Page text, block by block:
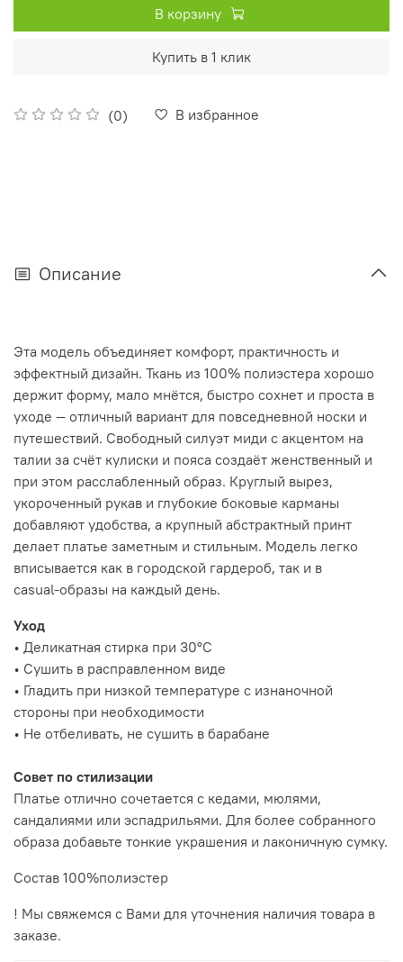
(0) В избранное
В корзину
Купить в 1 клик
Описание
Эта модель объединяет комфорт, практичность и
эффектный дизайн. Ткань из 100% полиэстера хорошо
держит форму, мало мнётся, быстро сохнет и проста в
уходе — отличный вариант для повседневной носки и
путешествий. Свободный силуэт миди с акцентом на
талии за счёт кулиски и пояса создаёт женственный и
при этом расслабленный образ. Круглый вырез,
укороченный рукав и глубокие боковые карманы
добавляют удобства, а крупный абстрактный принт
делает платье заметным и стильным. Модель легко
вписывается как в городской гардероб, так и в
casual‑образы на каждый день.
Уход
• Деликатная стирка при 30°C
• Сушить в расправленном виде
• Гладить при низкой температуре с изнаночной
стороны при необходимости
• Не отбеливать, не сушить в барабане
Совет по стилизации
Платье отлично сочетается с кедами, мюлями,
сандалиями или эспадрильями. Для более собранного
образа добавьте тонкие украшения и лаконичную сумку.
Состав 100%полиэстер
! Мы свяжемся с Вами для уточнения наличия товара в
заказе.